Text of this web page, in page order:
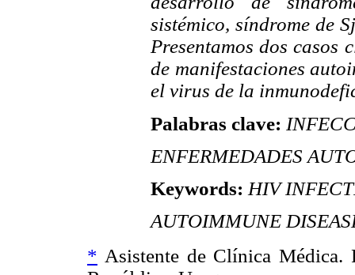
sistémico, síndrome de
Presentamos dos casos
de manifestaciones
el virus de la
Palabras clave:
ENFERMEDADES
Keywords: HIV
AUTOIMMUNE
* Asistente de Clínica Médica.